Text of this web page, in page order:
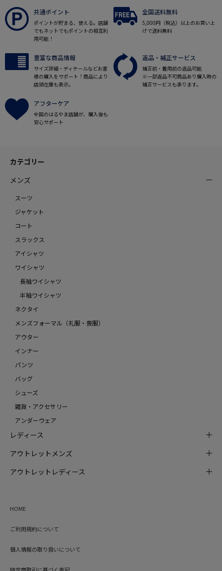
共通ポイント
ポイントが貯まる、使える。店舗
でもネットでもポイントの相互利
用可能！
全国送料無料
5,000円（税込）以上のお買い上
げで送料無料
豊富な商品情報
サイズ詳細・ディテールなどお客
様の購入をサポート！商品により
店頭在庫も表示。
返品・補正サービス
補正前・着用前の返品可能
※一部返品不可商品あり購入時の
補正サービスも承ります。
アフターケア
全国のはるやま店舗が、購入後も
安心サポート
カテゴリー
メンズ
スーツ
ジャケット
コート
スラックス
アイシャツ
ワイシャツ
長袖ワイシャツ
半袖ワイシャツ
ネクタイ
メンズフォーマル（礼服・喪服）
アウター
インナー
パンツ
バッグ
シューズ
雑貨・アクセサリー
アンダーウェア
レディース
アウトレットメンズ
アウトレットレディース
HOME
ご利用規約について
個人情報の取り扱いについて